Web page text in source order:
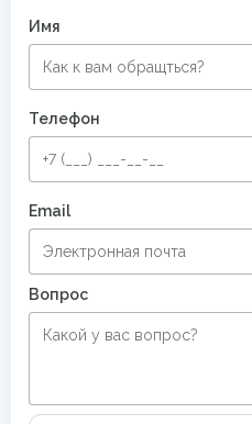
Имя
Телефон
Email
Вопрос